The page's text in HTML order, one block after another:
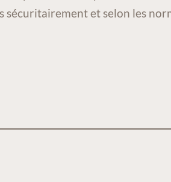
sécuritairement et selon les